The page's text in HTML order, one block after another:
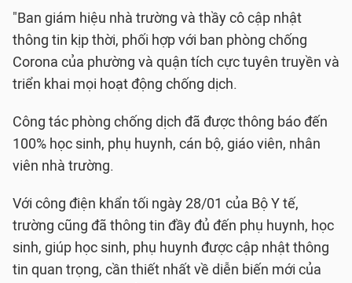
"Ban giám hiệu nhà trường và thầy cô cập nhật
thông tin kịp thời, phối hợp với ban phòng chống
Corona của phường và quận tích cực tuyên truyền và
triển khai mọi hoạt động chống dịch.
Công tác phòng chống dịch đã được thông báo đến
100% học sinh, phụ huynh, cán bộ, giáo viên, nhân
viên nhà trường.
Với công điện khẩn tối ngày 28/01 của Bộ Y tế,
trường cũng đã thông tin đầy đủ đến phụ huynh, học
sinh, giúp học sinh, phụ huynh được cập nhật thông
tin quan trọng, cần thiết nhất về diễn biến mới của